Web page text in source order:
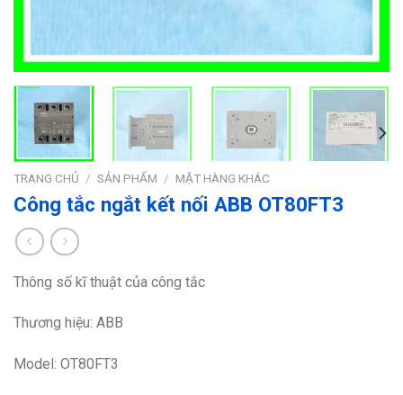
TRANG CHỦ / SẢN PHẨM / MẶT HÀNG KHÁC
Công tắc ngắt kết nối ABB OT80FT3
Thông số kĩ thuật của công tắc
Thương hiệu: ABB
Model: OT80FT3